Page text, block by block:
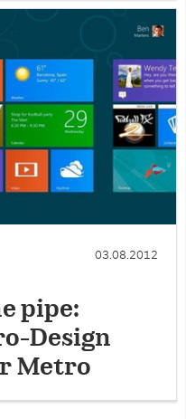
03.08.2012
pipe:
Design
Metro